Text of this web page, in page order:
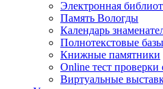
Электронная
Память Вологды
Календарь
Полнотекстовые
Книжные памятники
Online тест проверки
Виртуальные